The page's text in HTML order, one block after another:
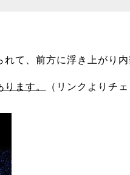
て、前方に浮き上がり内
ます。
（リンクよりチ